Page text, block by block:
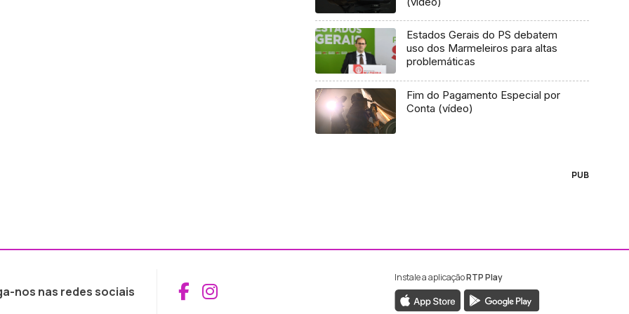
Estados Gerais do PS debatem
uso dos Marmeleiros para altas
problemáticas
Fim do Pagamento Especial por
Conta (vídeo)
PUB
nos nas redes sociais Aceder ao Facebook da RTP Madeira
Aceder ao Instagram da RTP Madeira
Instale a aplicaçãoRTP Play